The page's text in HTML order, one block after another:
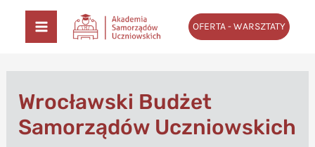
Przejdź
MAIN
OFERTA - WARSZTATY
Wrocławski Budżet
Samorządów Uczniowskich